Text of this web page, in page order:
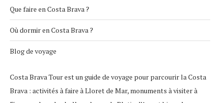
Que faire en Costa Brava ?
Où dormir en Costa Brava ?
Blog de voyage
Costa Brava Tour est un guide de voyage pour parcourir la Costa
Brava : activités à faire à Lloret de Mar, monuments à visiter à